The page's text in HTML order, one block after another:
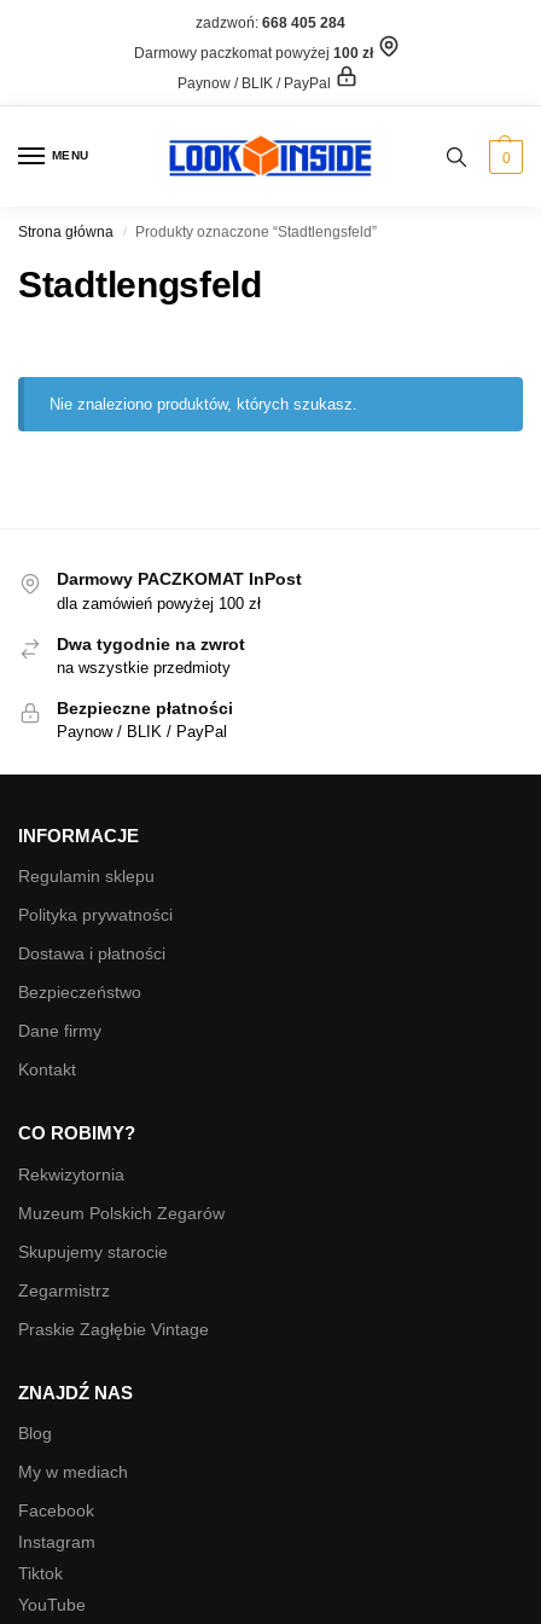
zadzwoń: 668 405 284
Darmowy paczkomat powyżej 100 zł
Paynow / BLIK / PayPal
MENU 0
Strona główna / Produkty oznaczone “Stadtlengsfeld”
Stadtlengsfeld
Nie znaleziono produktów, których szukasz.
Darmowy PACZKOMAT InPost
dla zamówień powyżej 100 zł
Dwa tygodnie na zwrot
na wszystkie przedmioty
Bezpieczne płatności
Paynow / BLIK / PayPal
INFORMACJE
Regulamin sklepu
Polityka prywatności
Dostawa i płatności
Bezpieczeństwo
Dane firmy
Kontakt
CO ROBIMY?
Rekwizytornia
Muzeum Polskich Zegarów
Skupujemy starocie
Zegarmistrz
Praskie Zagłębie Vintage
ZNAJDŹ NAS
Blog
My w mediach
Facebook
Instagram
Tiktok
YouTube